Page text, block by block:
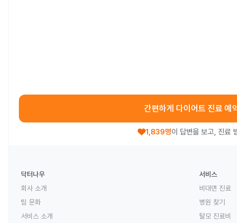
간편하게 다이어트 진료 예
1,839명이 답변을 보고, 진료
닥터나우
회사 소개
팀 문화
서비스 소개
서비스
비대면 진료
병원 찾기
탈모 진료비